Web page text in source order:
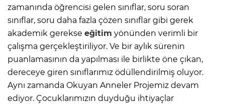
zamanında öğrencisi gelen sınıflar, soru soran
sınıflar, soru daha fazla çözen sınıflar gibi gerek
akademik gerekse eğitim yönünden verimli bir
çalışma gerçekleştiriliyor. Ve bir aylık sürenin
puanlamasının da yapılması ile birlikte öne çıkan,
dereceye giren sınıflarımız ödüllendirilmiş oluyor.
Aynı zamanda Okuyan Anneler Projemiz devam
ediyor. Çocuklarımızın duyduğu ihtiyaçlar